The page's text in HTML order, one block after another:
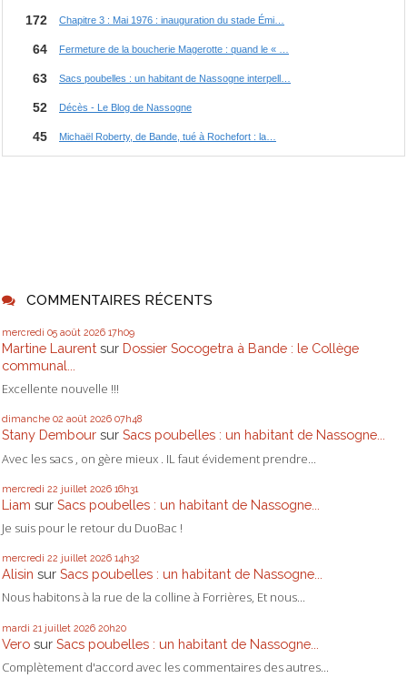
COMMENTAIRES RÉCENTS
mercredi 05 août 2026 17h09
Martine Laurent sur Dossier Socogetra à Bande : le Collège
communal...
Excellente nouvelle !!!
dimanche 02 août 2026 07h48
Stany Dembour sur Sacs poubelles : un habitant de Nassogne...
Avec les sacs , on gère mieux . IL faut évidement prendre...
mercredi 22 juillet 2026 16h31
Liam sur Sacs poubelles : un habitant de Nassogne...
Je suis pour le retour du DuoBac !
mercredi 22 juillet 2026 14h32
Alisin sur Sacs poubelles : un habitant de Nassogne...
Nous habitons à la rue de la colline à Forrières, Et nous...
mardi 21 juillet 2026 20h20
Vero sur Sacs poubelles : un habitant de Nassogne...
Complètement d'accord avec les commentaires des autres...